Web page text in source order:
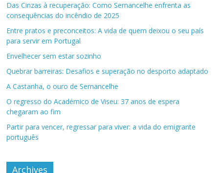
Das Cinzas à recuperação: Como Sernancelhe enfrenta as
consequências do incêndio de 2025
Entre pratos e preconceitos: A vida de quem deixou o seu país
para servir em Portugal
Envelhecer sem estar sozinho
Quebrar barreiras: Desafios e superação no desporto adaptado
A Castanha, o ouro de Sernancelhe
O regresso do Académico de Viseu: 37 anos de espera
chegaram ao fim
Partir para vencer, regressar para viver: a vida do emigrante
português
Archives